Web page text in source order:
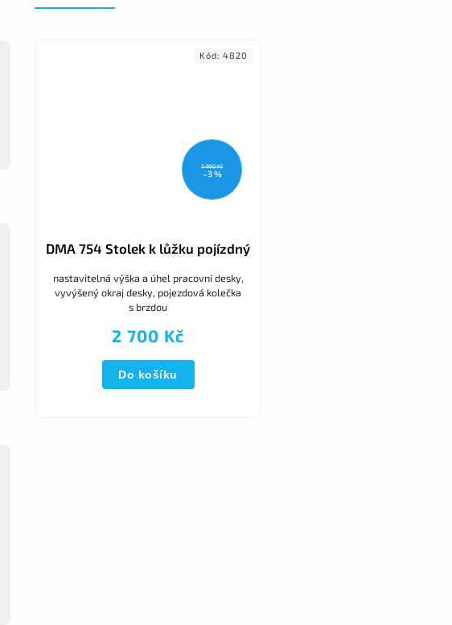
2 800 Kč
–3 %
DMA 754 Stolek k lůžku pojízdný
2 700 Kč
Do košíku
nastavitelná výška a úhel pracovní desky,
vyvýšený okraj desky, pojezdová kolečka
s brzdou
Kód: 4820